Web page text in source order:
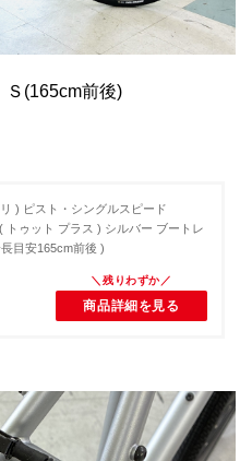
(165cm前後)
) ピスト・シングルスピード
トゥット プラス ) シルバー ブートレ
目安165cm前後 )
商品詳細を見る